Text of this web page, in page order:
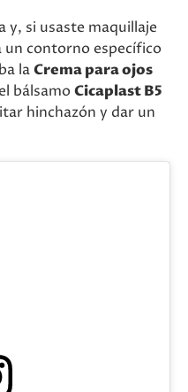
y, si usaste maquillaje
un contorno específico
laCrema para ojos
bálsamoCicaplast B5
hinchazón y dar un